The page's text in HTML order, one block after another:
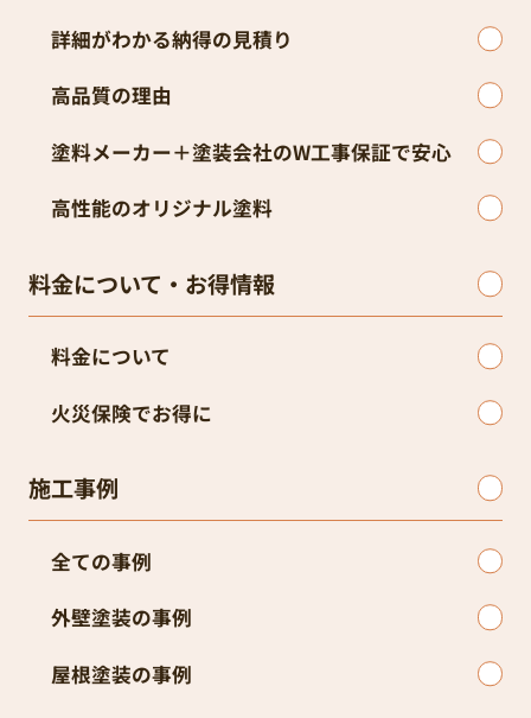
詳細がわかる納得の見積り
高品質の理由
塗料メーカー＋塗装会社のW工事保証で安心
高性能のオリジナル塗料
料金について・お得情報
料金について
火災保険でお得に
施工事例
全ての事例
外壁塗装の事例
屋根塗装の事例